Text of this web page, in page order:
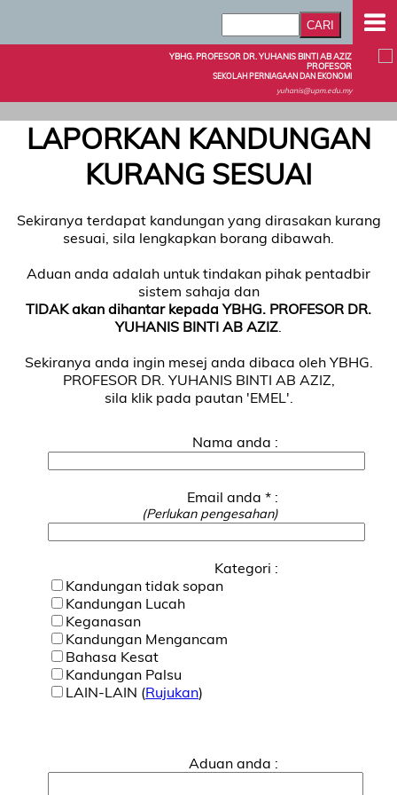
YBHG. PROFESOR DR. YUHANIS BINTI AB AZIZ
PROFESOR
SEKOLAH PERNIAGAAN DAN EKONOMI
yuhanis@upm.edu.my
LAPORKAN KANDUNGAN
KURANG SESUAI
Sekiranya terdapat kandungan yang dirasakan kurang
sesuai, sila lengkapkan borang dibawah.
Aduan anda adalah untuk tindakan pihak pentadbir
sistem sahaja dan
TIDAK akan dihantar kepada YBHG. PROFESOR DR.
YUHANIS BINTI AB AZIZ
Sekiranya anda ingin mesej anda dibaca oleh YBHG.
PROFESOR DR. YUHANIS BINTI AB AZIZ,
sila klik pada pautan 'EMEL'.
Nama anda :
Email anda * :
(Perlukan pengesahan)
Kategori :
Kandungan tidak sopan
Kandungan Lucah
Keganasan
Kandungan Mengancam
Bahasa Kesat
Kandungan Palsu
LAIN-LAIN (Rujukan)
Aduan anda :